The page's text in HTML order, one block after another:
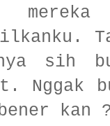
sih
kan